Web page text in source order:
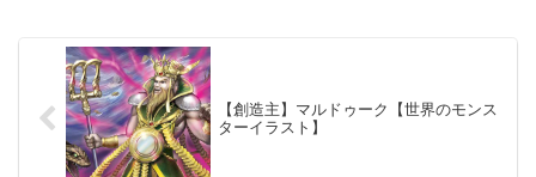
【創造主】マルドゥーク【世界のモンス
ターイラスト】